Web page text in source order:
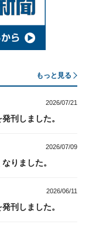
もっと見る
2026/07/21
刊しました。
2026/07/09
りました。
2026/06/11
刊しました。